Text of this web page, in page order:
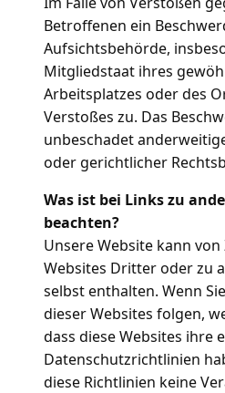
Betroffenen ein
Aufsichtsbehörde,
Mitgliedstaat ihres
Arbeitsplatzes oder des
Verstoßes zu. Das
unbeschadet
oder gerichtlicher
Was ist bei Links zu
beachten?
Unsere Website kann von
Websites Dritter oder zu
selbst enthalten. Wenn
dieser Websites folgen,
dass diese Websites ihre
Datenschutzrichtlinien
diese Richtlinien keine